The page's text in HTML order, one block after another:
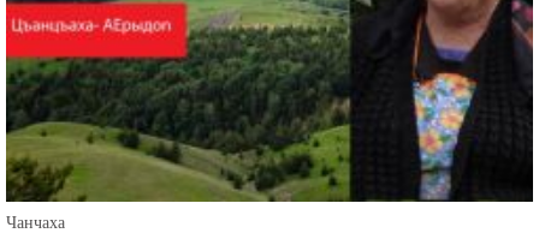
Чанчаха